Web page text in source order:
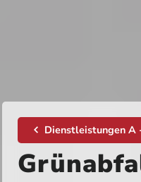
Dienstleistungen A